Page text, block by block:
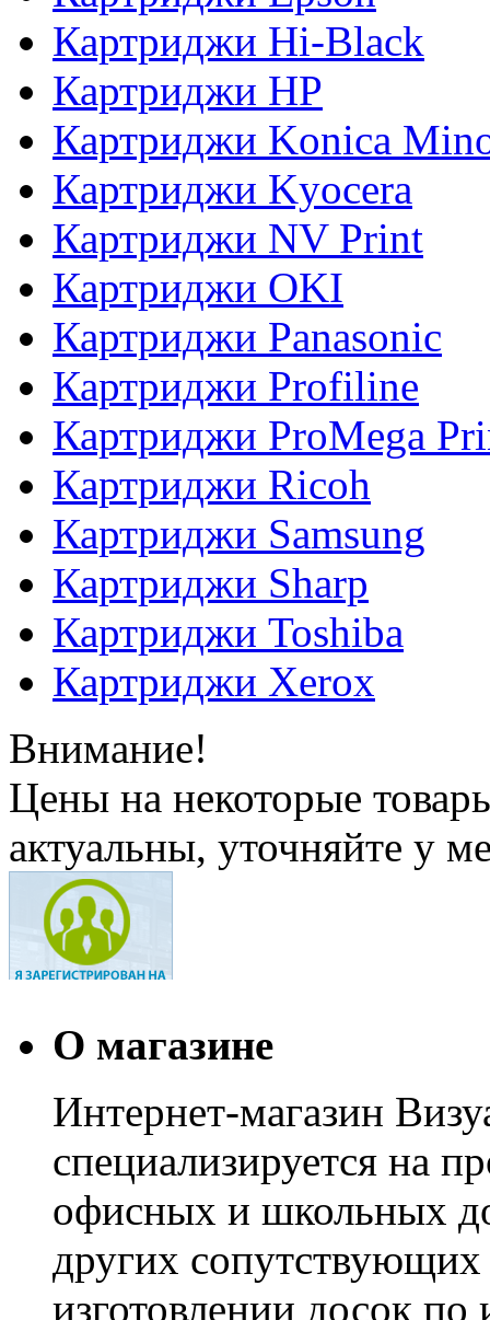
Картриджи Hi-Black
Картриджи HP
Картриджи Konica
Картриджи Kyocera
Картриджи NV Print
Картриджи OKI
Картриджи Panasonic
Картриджи Profiline
Картриджи ProMega
Картриджи Ricoh
Картриджи Samsung
Картриджи Sharp
Картриджи Toshiba
Картриджи Xerox
Внимание!
Цены на некоторые
актуальны, уточняйте у
О магазине
Интернет-магазин
специализируется на
офисных и школьных
других сопутствующих
изготовлении досок по